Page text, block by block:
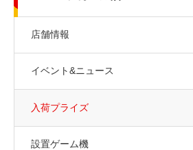
店舗情報
イベント&ニュース
入荷プライズ
設置ゲーム機